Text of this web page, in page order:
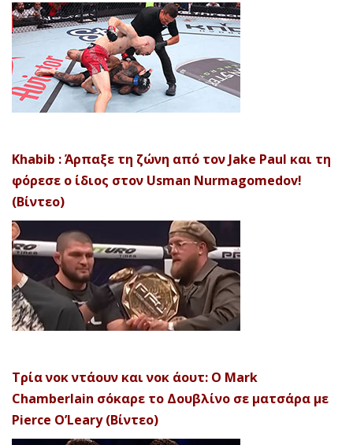
Khabib : Άρπαξε τη ζώνη από τον Jake Paul και τη
φόρεσε ο ίδιος στον Usman Nurmagomedov!
(Βίντεο)
Τρία νοκ ντάουν και νοκ άουτ: Ο Mark
Chamberlain σόκαρε το Δουβλίνο σε ματσάρα με
Pierce O’Leary (Βίντεο)